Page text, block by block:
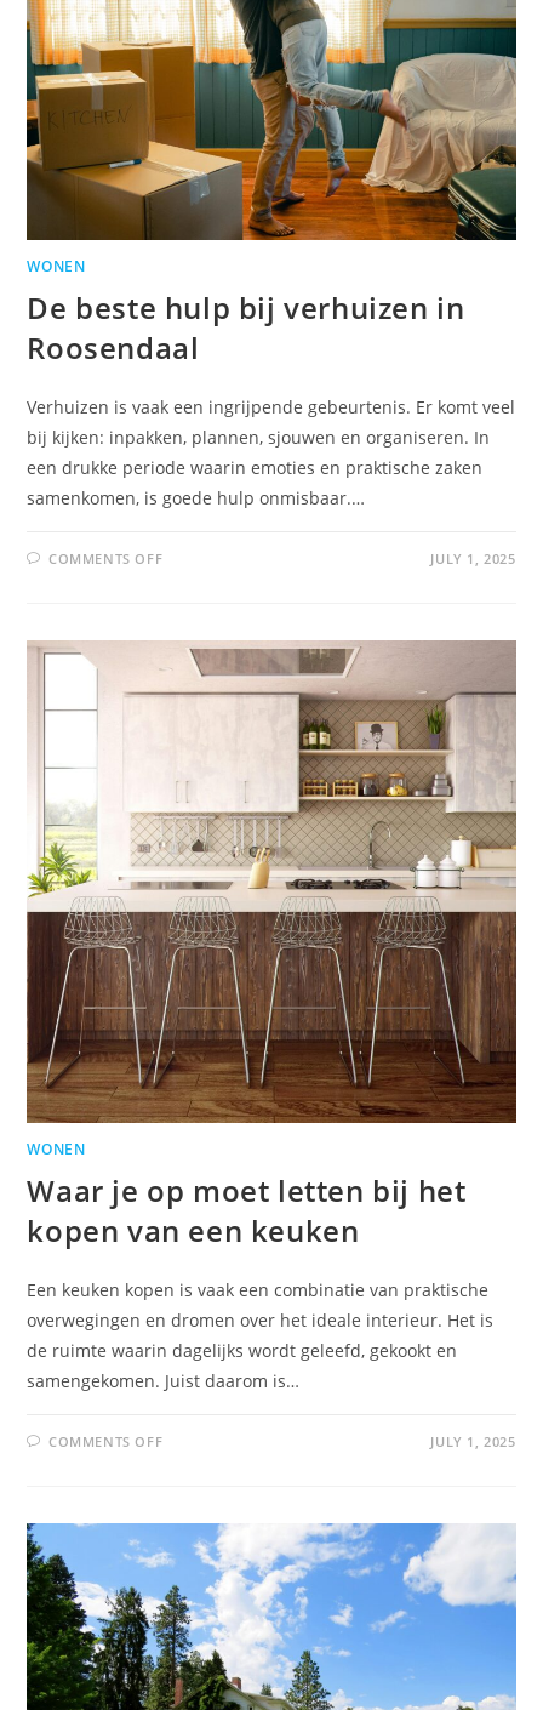
WONEN
De beste hulp bij verhuizen in
Roosendaal
Verhuizen is vaak een ingrijpende gebeurtenis. Er komt veel
bij kijken: inpakken, plannen, sjouwen en organiseren. In
een drukke periode waarin emoties en praktische zaken
samenkomen, is goede hulp onmisbaar.…
COMMENTS OFF JULY 1, 2025
WONEN
Waar je op moet letten bij het
kopen van een keuken
Een keuken kopen is vaak een combinatie van praktische
overwegingen en dromen over het ideale interieur. Het is
de ruimte waarin dagelijks wordt geleefd, gekookt en
samengekomen. Juist daarom is…
COMMENTS OFF JULY 1, 2025